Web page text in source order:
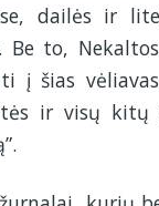
dailės ir
Be to,
į šias
ir visų